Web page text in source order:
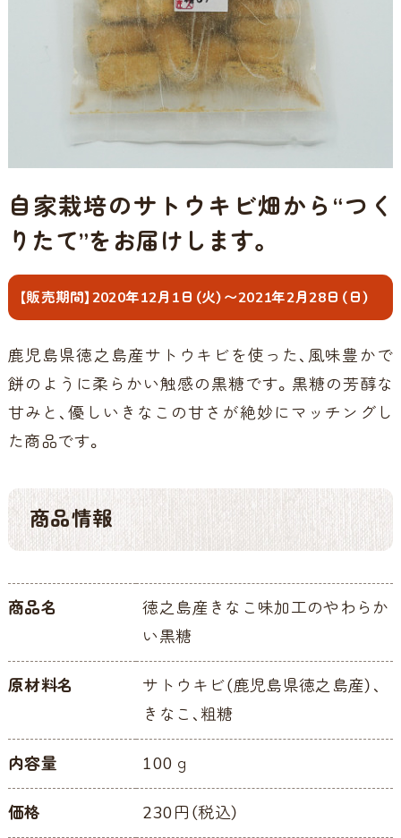
自家栽培のサトウキビ畑から“つく
りたて”をお届けします。
【販売期間】2020年12月1日（火）〜2021年2月28日（日）
鹿児島県徳之島産サトウキビを使った、風味豊かで
餅のように柔らかい触感の黒糖です。黒糖の芳醇な
甘みと、優しいきなこの甘さが絶妙にマッチングし
た商品です。
商品情報
商品名
徳之島産きなこ味加工のやわらか
い黒糖
原材料名
サトウキビ（鹿児島県徳之島産）、
きなこ、粗糖
内容量 100ｇ
価格 230円（税込）